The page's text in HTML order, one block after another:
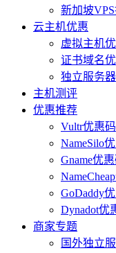
新加坡
云主机优惠
虚拟主机
证书域名
独立服务
主机测评
优惠推荐
Vultr优惠码
NameSilo
Gname优
GoDaddy
Dynadot优
商家专题
国外独立